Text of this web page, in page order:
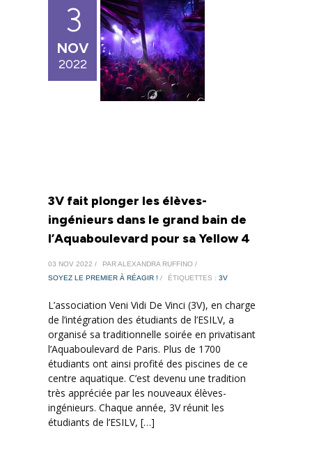
3
NOV
2022
3V fait plonger les élèves-
ingénieurs dans le grand bain de
l’Aquaboulevard pour sa Yellow 4
03 NOV 2022 /
PAR ALEXANDRA RUFFINO /
SOYEZ LE PREMIER À RÉAGIR ! / ÉTIQUETTES : 3V
L’association Veni Vidi De Vinci (3V), en charge
de l’intégration des étudiants de l’ESILV, a
organisé sa traditionnelle soirée en privatisant
l’Aquaboulevard de Paris. Plus de 1700
étudiants ont ainsi profité des piscines de ce
centre aquatique. C’est devenu une tradition
très appréciée par les nouveaux élèves-
ingénieurs. Chaque année, 3V réunit les
étudiants de l’ESILV, […]